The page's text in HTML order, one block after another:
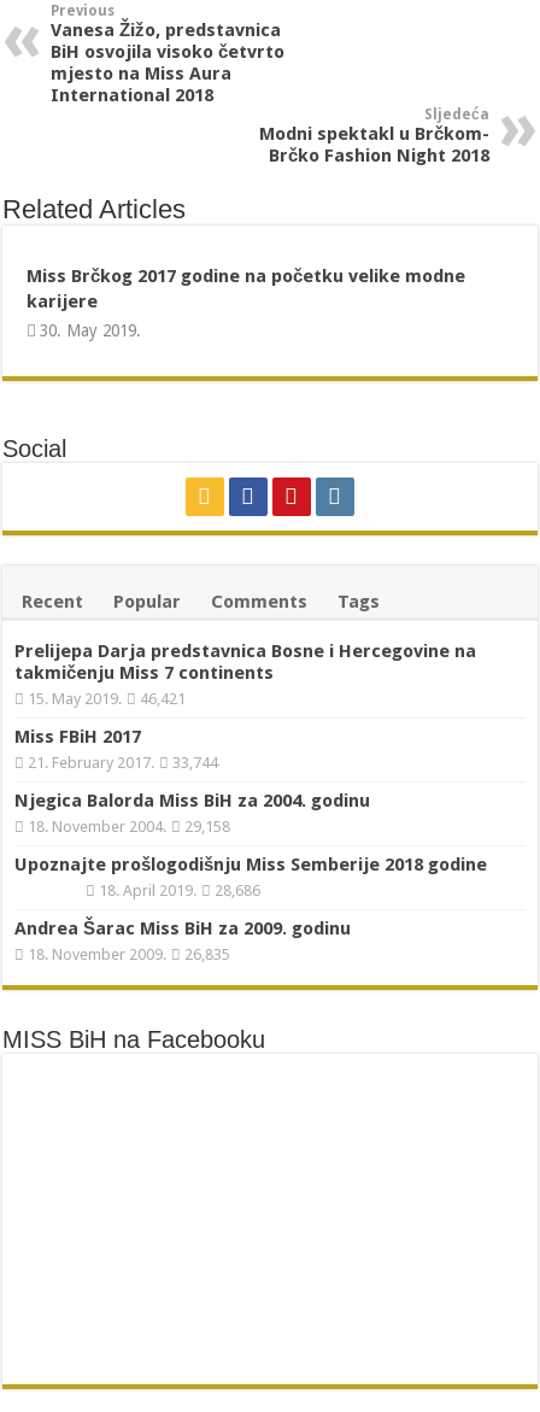
Previous
Vanesa Žižo, predstavnica
BiH osvojila visoko četvrto
mjesto na Miss Aura
International 2018
Sljedeća
Modni spektakl u Brčkom-
Brčko Fashion Night 2018
Related Articles
Miss Brčkog 2017 godine na početku velike modne
karijere
30. May 2019.
Social
Recent Popular Comments Tags
Prelijepa Darja predstavnica Bosne i Hercegovine na
takmičenju Miss 7 continents
15. May 2019. 46,421
Miss FBiH 2017
21. February 2017. 33,744
Njegica Balorda Miss BiH za 2004. godinu
18. November 2004. 29,158
Upoznajte prošlogodišnju Miss Semberije 2018 godine
18. April 2019. 28,686
Andrea Šarac Miss BiH za 2009. godinu
18. November 2009. 26,835
MISS BiH na Facebooku